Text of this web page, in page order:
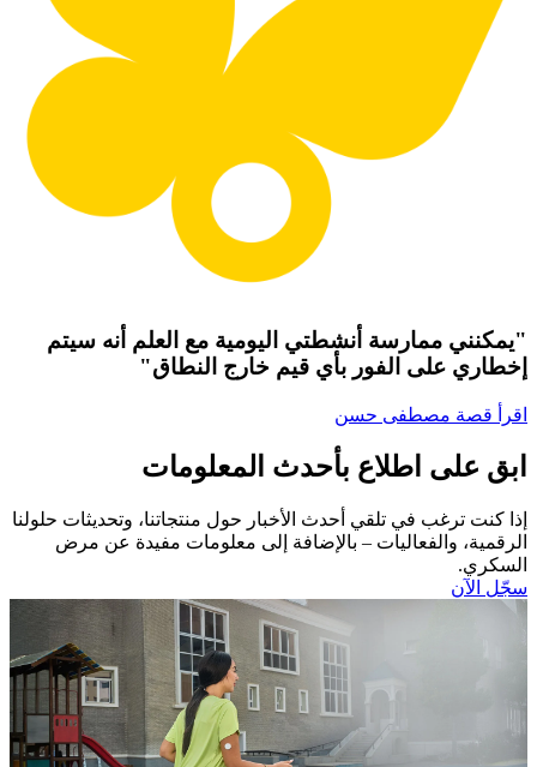
"يمكنني ممارسة أنشطتي اليومية مع العلم أنه سيتم
إخطاري على الفور بأي قيم خارج النطاق"
اقرأ قصة مصطفى حسن
ابق على اطلاع بأحدث المعلومات
إذا كنت ترغب في تلقي أحدث الأخبار حول منتجاتنا، وتحديثات حلولنا
الرقمية، والفعاليات – بالإضافة إلى معلومات مفيدة عن مرض
السكري.​
سجّل الآن​